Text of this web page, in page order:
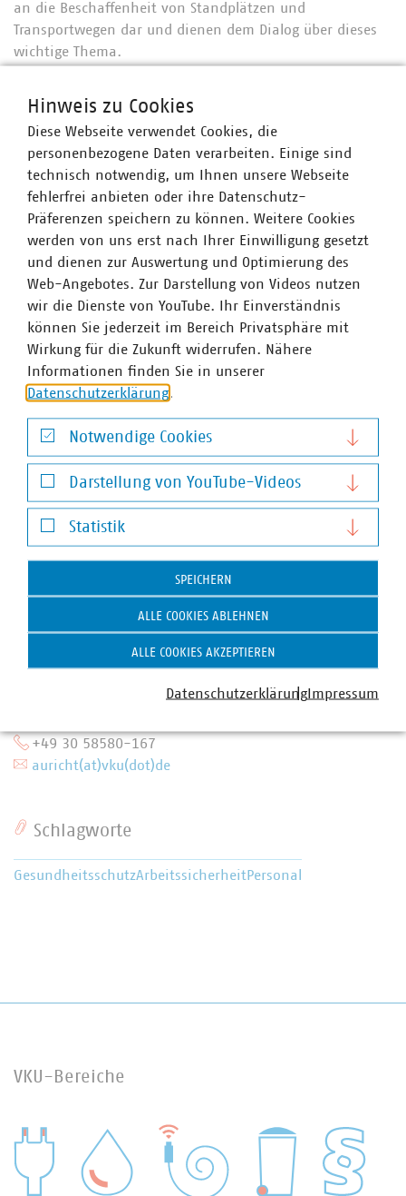
an die Beschaffenheit von Standplätzen und
Transportwegen dar und dienen dem Dialog über dieses
wichtige Thema.
Für Mitglieder steht das Informationspapier nach dem
Log-In zum Download zur Verfügung.
Ansprechpartner
Janett Auricht
Fachgebietsleiterin Arbeitssicherheit und
+49 30 58580-167
auricht(at)vku(dot)de
Schlagworte
GesundheitsschutzArbeitssicherheit Personal
VKU-Bereiche
Hinweis zu Cookies
Diese Webseite verwendet Cookies, die
personenbezogene Daten verarbeiten. Einige sind
technisch notwendig, um Ihnen unsere Webseite
fehlerfrei anbieten oder ihre Datenschutz-
Präferenzen speichern zu können. Weitere Cookies
werden von uns erst nach Ihrer Einwilligung gesetzt
und dienen zur Auswertung und Optimierung des
Web-Angebotes. Zur Darstellung von Videos nutzen
wir die Dienste von YouTube. Ihr Einverständnis
können Sie jederzeit im Bereich Privatsphäre mit
Wirkung für die Zukunft widerrufen. Nähere
Informationen finden Sie in unserer
Datenschutzerklärung.
Notwendige Cookies
Notwendige Cookies
Darstellung von YouTube-Videos
Darstellung von YouTube-Videos
Statistik
Statistik
SPEICHERN
ALLE COOKIES ABLEHNEN
ALLE COOKIES AKZEPTIEREN
DatenschutzerklärungImpressum